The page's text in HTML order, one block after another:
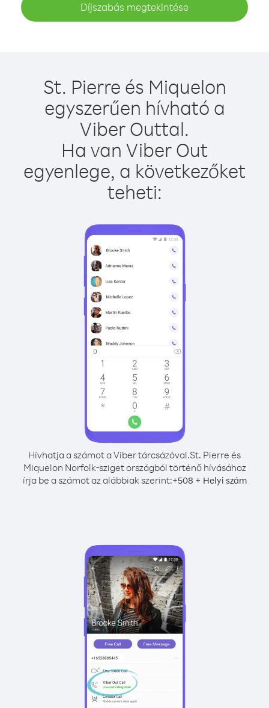
Díjszabás megtekintése
St. Pierre és Miquelon
egyszerűen hívható a
Viber Outtal.
Ha van Viber Out
egyenlege, a következőket
teheti:
Hívhatja a számot a Viber tárcsázóval.St. Pierre és
Miquelon Norfolk-sziget országból történő hívásához
írja be a számot az alábbiak szerint:+508 + Helyi szám